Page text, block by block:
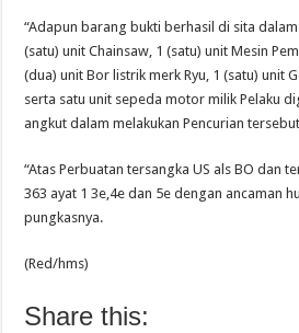
“Adapun barang bukti berhasil di sita
(satu) unit Chainsaw, 1 (satu) unit Mesin
(dua) unit Bor listrik merk Ryu, 1 (satu) unit
serta satu unit sepeda motor milik Pelaku
angkut dalam melakukan Pencurian
“Atas Perbuatan tersangka US als BO dan
363 ayat 1 3e,4e dan 5e dengan ancaman
pungkasnya.
(Red/hms)
Share this: